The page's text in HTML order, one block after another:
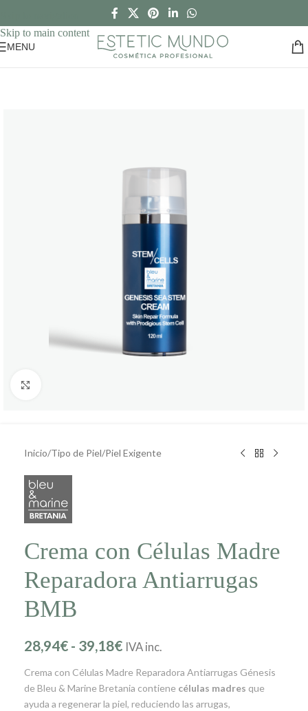
Skip to main content
MENU
Inicio/Tipo de Piel/Piel Exigente
Crema con Células Madre
Reparadora Antiarrugas
BMB
28,94€ - 39,18€ IVA inc.
Crema con Células Madre Reparadora Antiarrugas Génesis
de Bleu & Marine Bretania contiene células madres que
ayuda a regenerar la piel, reduciendo las arrugas,